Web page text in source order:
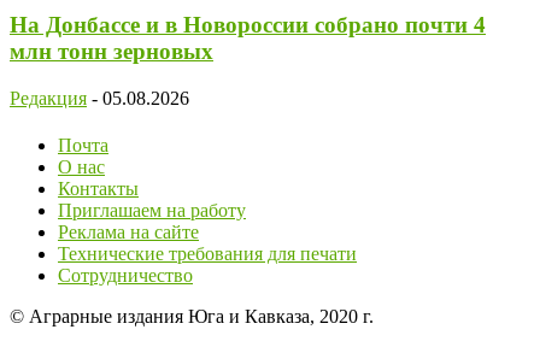
На Донбассе и в Новороссии собрано почти 4
млн тонн зерновых
Редакция - 05.08.2026
Почта
О нас
Контакты
Приглашаем на работу
Реклама на сайте
Технические требования для печати
Сотрудничество
© Аграрные издания Юга и Кавказа, 2020 г.